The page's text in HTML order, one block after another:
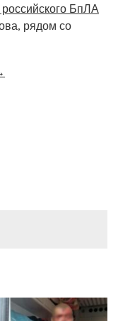
БпЛА
рядом со